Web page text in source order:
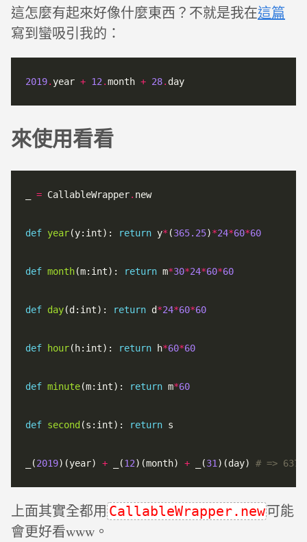
這怎麼有起來好像什麼東西？不就是我在這篇
寫到蠻吸引我的：
2019. year + 12.month + 28.
來使用看看
= CallableWrapper. new
def year(y:int): return y* (365.25)*24*60*60
def month(m:int): return m*30*24*60*60
def day(d:int): return d*24*60*60
def hour(h:int): return h*60*60
def minute(m:int): return m*60
def second (s:int): return s
_(2019)(year) + _(12)(month) + _(31)(day) # =>
上面其實全都用 CallableWrapper.new可能
會更好看www。